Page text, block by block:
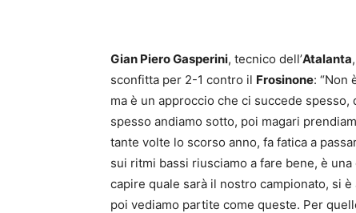
Gian Piero Gasperini, tecnico dell’Atalanta
sconfitta per 2-1 contro il Frosinone: “Non
ma è un approccio che ci succede
spesso andiamo sotto, poi magari
tante volte lo scorso anno, fa fatica a
sui ritmi bassi riusciamo a fare bene, è
capire quale sarà il nostro campionato, si
poi vediamo partite come queste. Per